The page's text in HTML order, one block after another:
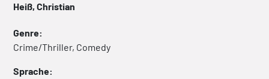
Heiß, Christian
Genre:
Crime/Thriller, Comedy
Sprache: